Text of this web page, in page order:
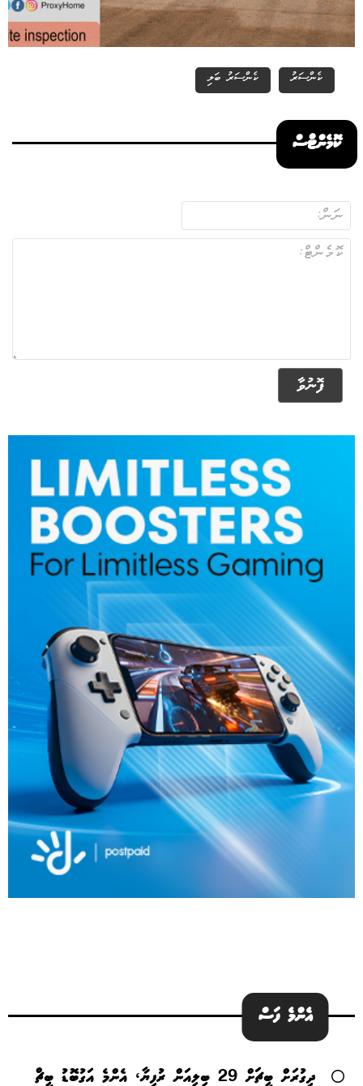
ކެންސަރު ކެންސަރު ބަލި
ކޮމެންޓްސް
ފޮނުވާ
އެންމެ ފަސް
ދިގުރަށް ބީޗަށް 29 ބިލިއަން ރުފިޔާ، އެންމެ އަގުބޮޑު ބީޗް